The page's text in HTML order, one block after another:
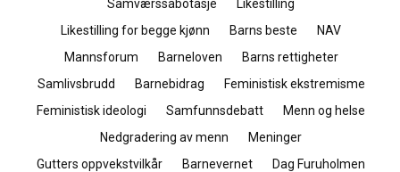
Samværssabotasje
Likestilling
Likestilling for begge kjønn
Barns beste
NAV
Mannsforum
Barneloven
Barns rettigheter
Samlivsbrudd
Barnebidrag
Feministisk ekstremisme
Feministisk ideologi
Samfunnsdebatt
Menn og helse
Nedgradering av menn
Meninger
Gutters oppvekstvilkår
Barnevernet
Dag Furuholmen